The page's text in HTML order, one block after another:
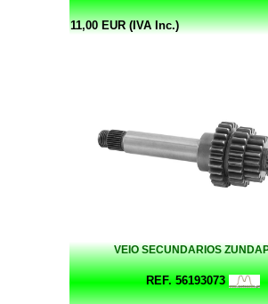
11,00 EUR (IVA Inc.)
VEIO SECUNDARIOS
REF. 56193073